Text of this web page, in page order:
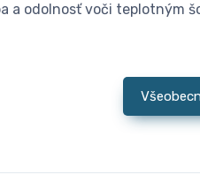
a odolnosť voči teplotným